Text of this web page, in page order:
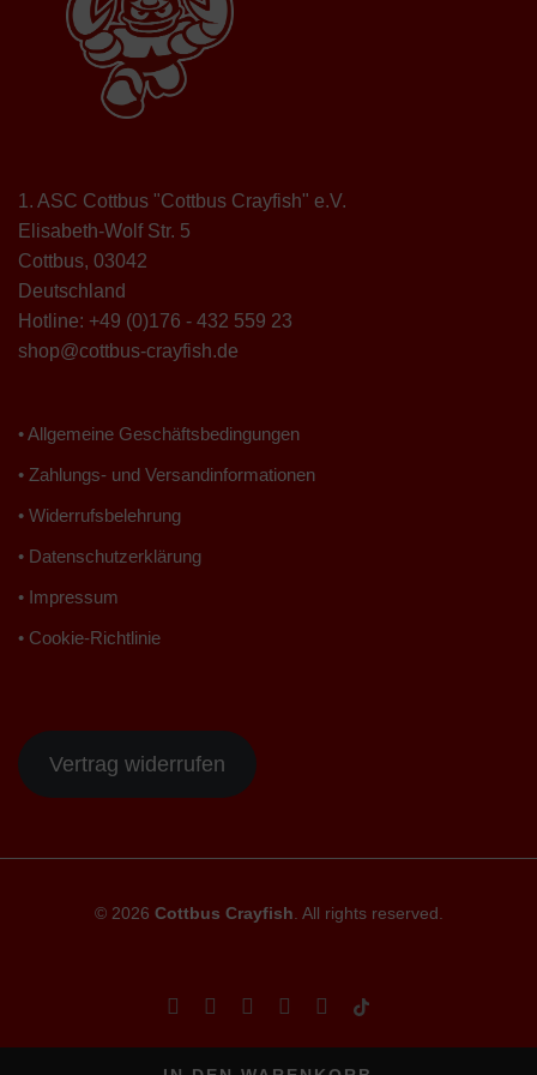
1. ASC Cottbus "Cottbus Crayfish" e.V.
Elisabeth-Wolf Str. 5
Cottbus, 03042
Deutschland
Hotline: +49 (0)176 - 432 559 23
shop@cottbus-crayfish.de
• Allgemeine Geschäftsbedingungen
• Zahlungs- und Versandinformationen
• Widerrufsbelehrung
• Datenschutzerklärung
• Impressum
• Cookie-Richtlinie
Vertrag widerrufen
© 2026 Cottbus Crayfish. All rights reserved.